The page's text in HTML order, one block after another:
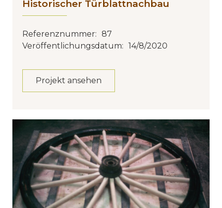
Historischer Türblattnachbau
Referenznummer: 87
Veröffentlichungsdatum: 14/8/2020
Projekt ansehen